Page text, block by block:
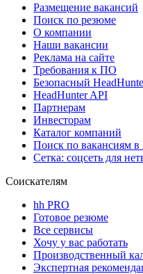
Размещение вакансий
Поиск по резюме
О компании
Наши вакансии
Реклама на сайте
Требования к ПО
Безопасный
HeadHunter API
Партнерам
Инвесторам
Каталог компаний
Поиск по вакансиям
Сетка: соцсеть для
Соискателям
hh PRO
Готовое резюме
Все сервисы
Хочу у вас работать
Производственный
Экспертная